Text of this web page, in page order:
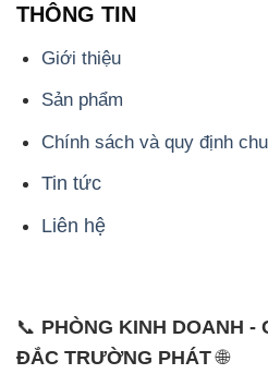
THÔNG TIN
Giới thiệu
Sản phẩm
Chính sách và quy định
Tin tức
Liên hệ
📞 PHÒNG KINH DOANH -
ĐẮC TRƯỜNG PHÁT🌐